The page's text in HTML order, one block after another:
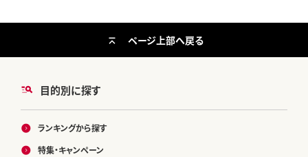
目的別に探す
ランキングから探す
特集・キャンペーン
ページ上部へ戻る